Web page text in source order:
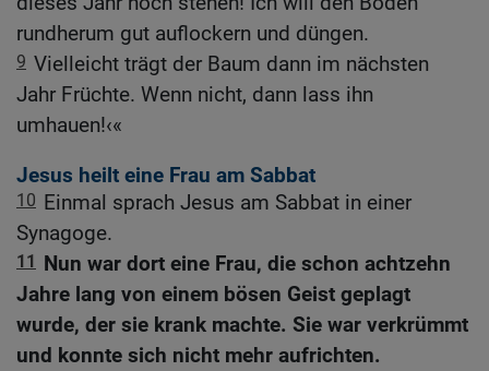
rundherum gut auflockern und düngen.
9 Vielleicht trägt der Baum dann im nächsten
Jahr Früchte. Wenn nicht, dann lass ihn
umhauen!‹«
Jesus heilt eine Frau am Sabbat
10 Einmal sprach Jesus am Sabbat in einer
Synagoge.
11 Nun war dort eine Frau, die schon achtzehn
Jahre lang von einem bösen Geist geplagt
wurde, der sie krank machte. Sie war verkrümmt
und konnte sich nicht mehr aufrichten.